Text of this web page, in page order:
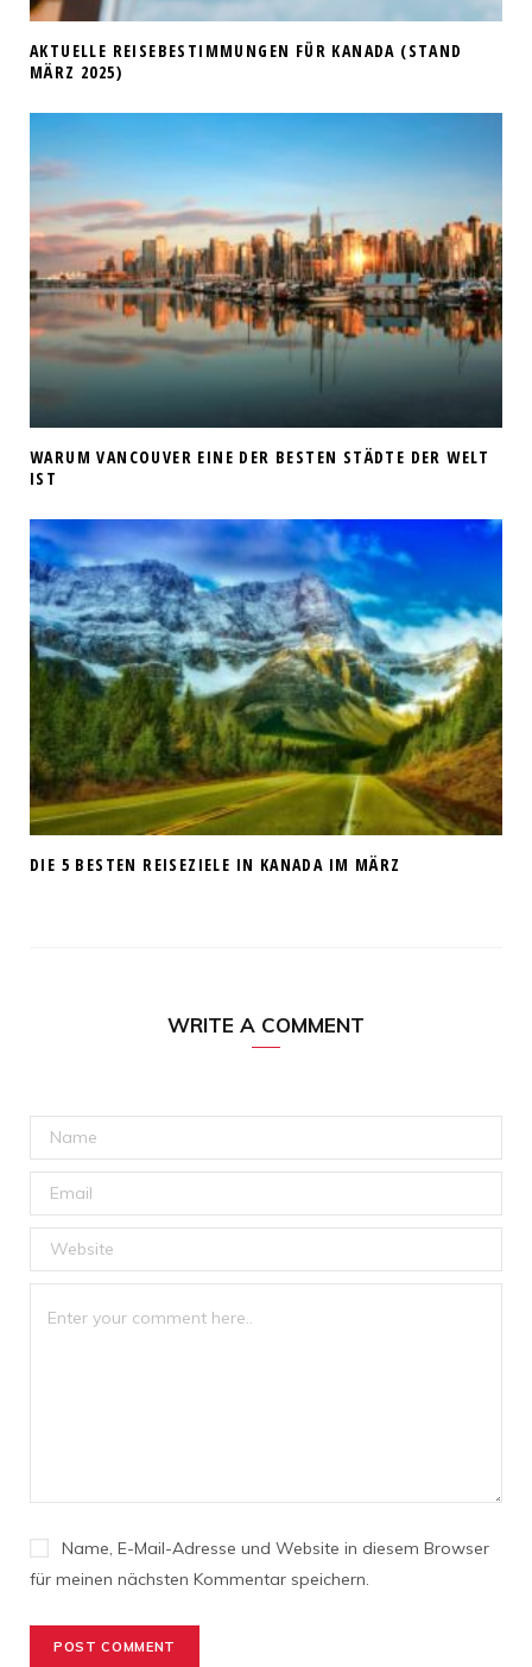
AKTUELLE REISEBESTIMMUNGEN FÜR KANADA (STAND
MÄRZ 2025)
WARUM VANCOUVER EINE DER BESTEN STÄDTE DER WELT
IST
DIE 5 BESTEN REISEZIELE IN KANADA IM MÄRZ
WRITE A COMMENT
Name, E-Mail-Adresse und Website in diesem Browser
für meinen nächsten Kommentar speichern.